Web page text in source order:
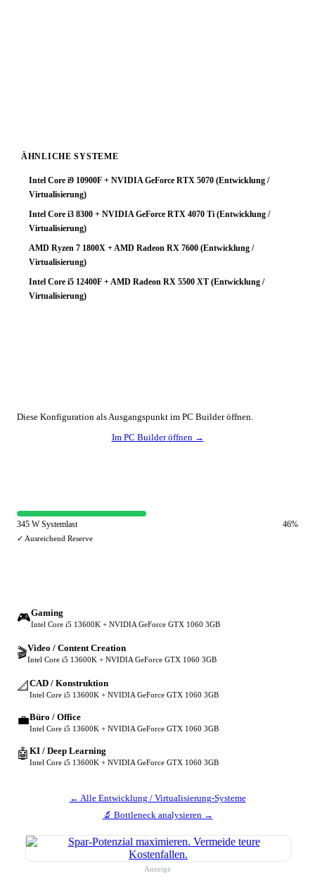
ÄHNLICHE SYSTEME
Intel Core i9 10900F + NVIDIA GeForce RTX 5070 (Entwicklung /
Virtualisierung)
Intel Core i3 8300 + NVIDIA GeForce RTX 4070 Ti (Entwicklung /
Virtualisierung)
AMD Ryzen 7 1800X + AMD Radeon RX 7600 (Entwicklung /
Virtualisierung)
Intel Core i5 12400F + AMD Radeon RX 5500 XT (Entwicklung /
Virtualisierung)
Diese Konfiguration als Ausgangspunkt im PC Builder öffnen.
Im PC Builder öffnen →
345 W Systemlast 46%
✓ Ausreichend Reserve
🎮Gaming
Intel Core i5 13600K + NVIDIA GeForce GTX 1060 3GB
🎬Video / Content Creation
Intel Core i5 13600K + NVIDIA GeForce GTX 1060 3GB
📐 CAD / Konstruktion
Intel Core i5 13600K + NVIDIA GeForce GTX 1060 3GB
💼Büro / Office
Intel Core i5 13600K + NVIDIA GeForce GTX 1060 3GB
🤖 KI / Deep Learning
Intel Core i5 13600K + NVIDIA GeForce GTX 1060 3GB
← Alle Entwicklung / Virtualisierung-Systeme
🔬 Bottleneck analysieren →
Anzeige